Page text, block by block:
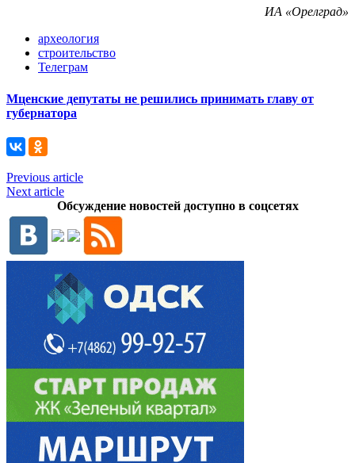
ИА «Орелград»
археология
строительство
Телеграм
Мценские депутаты не решились принимать главу от
губернатора
Previous article
Next article
Обсуждение новостей доступно в соцсетях